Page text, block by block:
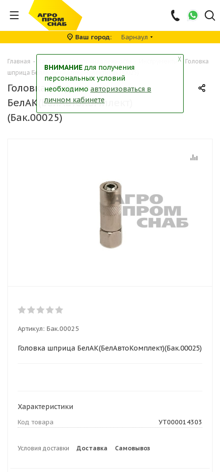
Ваш город Барнаул
Главная - - Головка
шприца БелАК(БелАвтоКомплект)(Бак.00025)
Головка шприца
БелАК(БелАвтоКомплект)
(Бак.00025)
Артикул: Бак.00025
Головка шприца БелАК(БелАвтоКомплект)(Бак.00025)
Характеристики
Код товара УТ000014303
Условия доставки Доставка Самовывоз
╳
ВНИМАНИЕ для получения
персональных условий
необходимо авторизоваться в
личном кабинете